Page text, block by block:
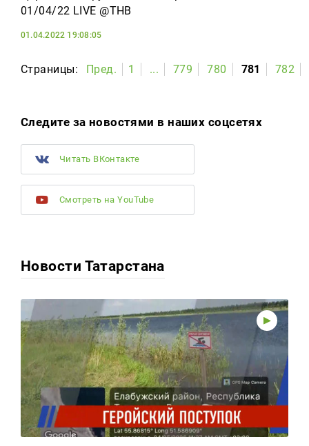
01/04/22 LIVE @ТНВ
01.04.2022 19:08:05
Страницы: Пред. 1 ... 779 780 781 782
Следите за новостями в наших соцсетях
Читать ВКонтакте
Смотреть на YouTube
Новости Татарстана